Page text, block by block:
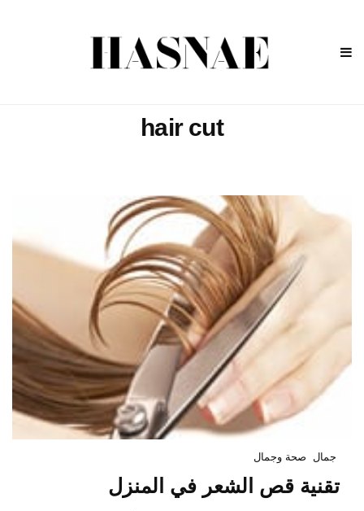
hair cut
جمال صحة وجمال
تقنية قص الشعر في المنزل